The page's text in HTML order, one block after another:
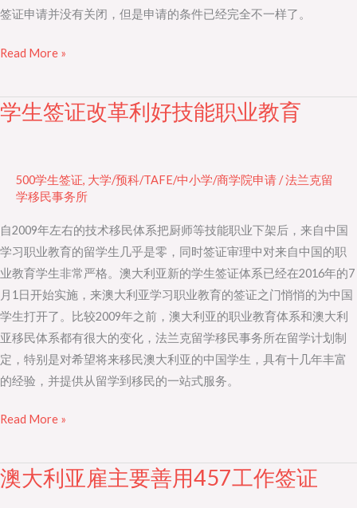
签证申请并没有关闭，但是申请的条件已经完全不一样了。
变
影
巨
大
Read More »
学生签证改革利好技能职业教育
500学生签证, 大学/预科/TAFE/中小学/商学院申请/法兰克留
学移民事务所
自2009年左右的技术移民体系把厨师等技能职业下架后，来自中国
学习职业教育的留学生几乎是零，同时签证审理中对来自中国的职
业教育学生非常严格。澳大利亚新的学生签证体系已经在2016年的7
月1日开始实施，来澳大利亚学习职业教育的签证之门悄悄的为中国
学生打开了。比较2009年之前，澳大利亚的职业教育体系和澳大利
亚移民体系都有很大的变化，法兰克留学移民事务所在留学计划制
定，特别是对希望将来移民澳大利亚的中国学生，具有十几年丰富
的经验，并提供从留学到移民的一站式服务。
学
利
好
技
能
职
业
教
育
Read More »
澳大利亚雇主要善用457工作签证
澳